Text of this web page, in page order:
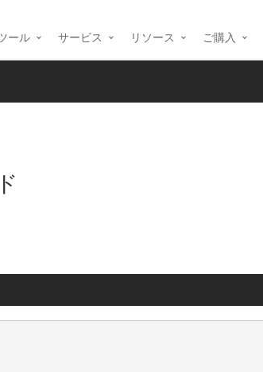
ール サービス リソース ご購入